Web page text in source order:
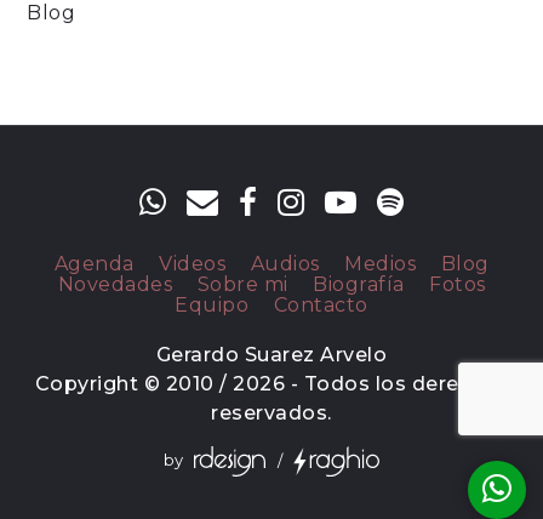
Blog
Agenda Videos Audios Medios
Blog
Novedades
Sobre mi Biografía
Fotos
Equipo
Contacto
Gerardo Suarez Arvelo
Copyright © 2010 / 2026 - Todos los derechos
reservados.
by /